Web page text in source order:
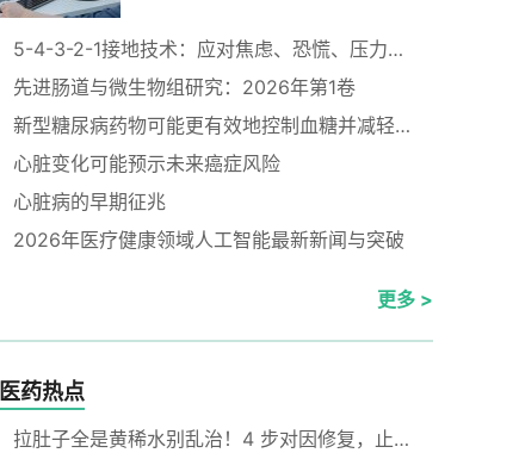
5-4-3-2-1接地技术：应对焦虑、恐慌、压力和恐惧
先进肠道与微生物组研究：2026年第1卷
新型糖尿病药物可能更有效地控制血糖并减轻体重
心脏变化可能预示未来癌症风险
心脏病的早期征兆
2026年医疗健康领域人工智能最新新闻与突破
更多 >
医药热点
拉肚子全是黄稀水别乱治！4 步对因修复，止泻不反复